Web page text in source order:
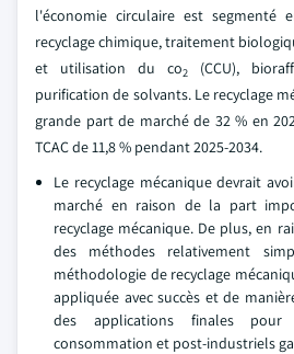
l'économie circulaire est segmenté
recyclage chimique, traitement
et utilisation du co2
(CCU),
purification de solvants. Le recyclage
grande part de marché de 32 % en
TCAC de 11,8 % pendant 2025-2034.
Le recyclage mécanique devrait
marché en raison de la part
recyclage mécanique. De plus, en
des méthodes relativement
méthodologie de recyclage
appliquée avec succès et de
des applications finales
consommation et post-industriels